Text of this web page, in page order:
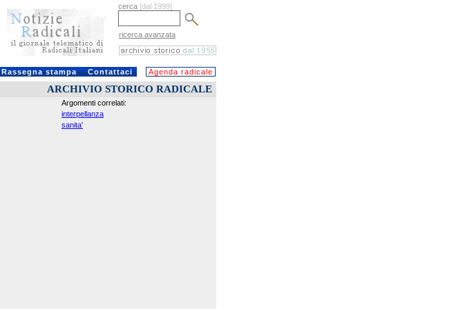
cerca [dal 1999]
ricerca avanzata
Rassegna stampa Contattaci Agenda radicale
ARCHIVIO STORICO RADICALE
Argomenti correlati:
interpellanza
sanita'